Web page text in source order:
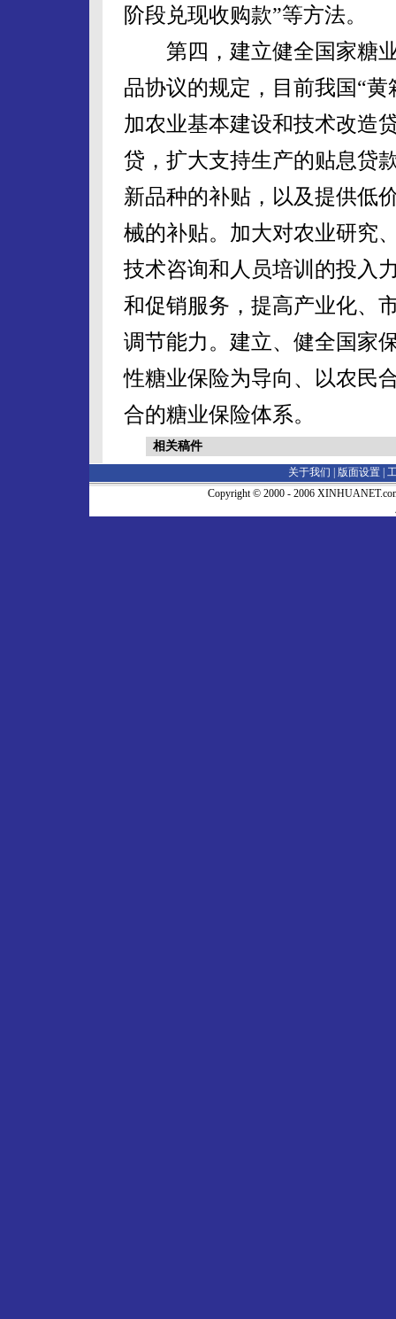
阶段兑现收购款”等方法。
第四，建立健全国家糖业
品协议的规定，目前我国“
加农业基本建设和技术改造
贷，扩大支持生产的贴息贷
新品种的补贴，以及提供低
械的补贴。加大对农业研究
技术咨询和人员培训的投入
和促销服务，提高产业化、
调节能力。建立、健全国家
性糖业保险为导向、以农民
合的糖业保险体系。
相关稿件
关于我们 | 版面设置
Copyright © 2000 - 2006